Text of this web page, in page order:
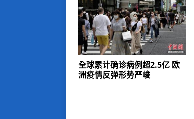
全球累计确诊病例超2.5亿 欧
洲疫情反弹形势严峻